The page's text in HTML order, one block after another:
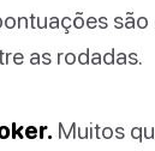
as rodadas.
Muitos